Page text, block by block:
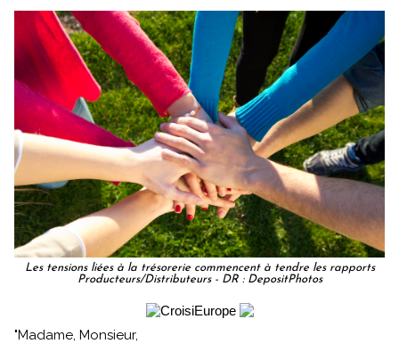
Les tensions liées à la trésorerie commencent à tendre les rapports
Producteurs/Distributeurs - DR : DepositPhotos
"Madame, Monsieur,